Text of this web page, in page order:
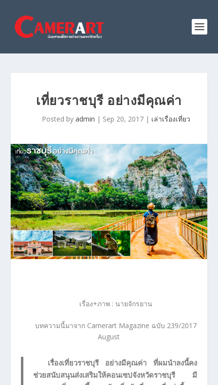
เที่ยวราชบุรี อย่างมีคุณค่า
Posted by admin | Sep 20, 2017| เล่าเรื่องเที่ยว
เรื่อง+ภาพ : นายจักรยาน
บทความนี้มาจาก Camerart Magazine ฉบับ 239/2017
August
เรื่องเที่ยวราชบุรี อย่างมีคุณค่า ที่ผมนำลงนี้คง
ช่วยสนับสนุนส่งเสริมให้คอนเซปจังหวัดราชบุรี มี